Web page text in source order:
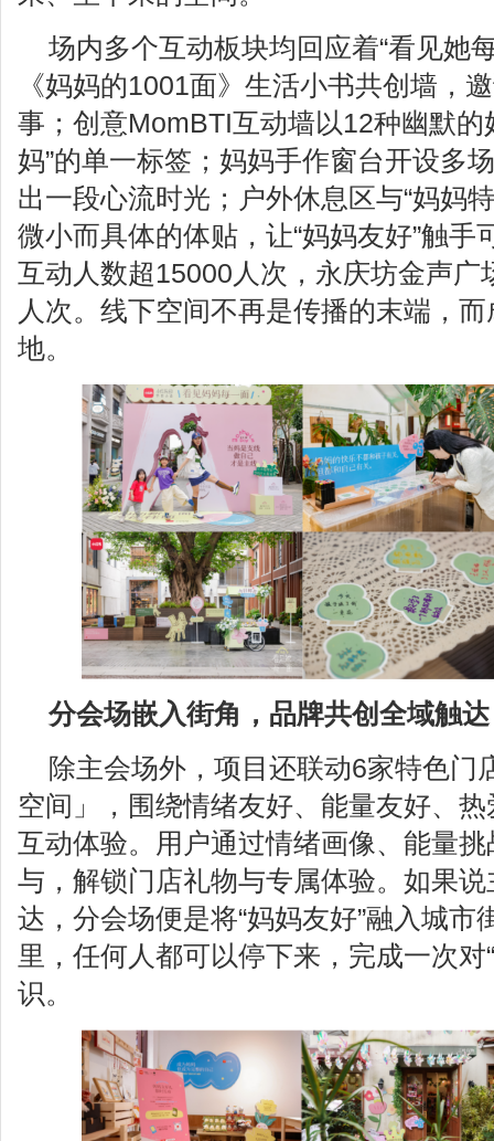
场内多个互动板块均回应着“看见她
《妈妈的1001面》生活小书共创墙，
事；创意MomBTI互动墙以12种幽默的
妈”的单一标签；妈妈手作窗台开设多
出一段心流时光；户外休息区与“妈妈
微小而具体的体贴，让“妈妈友好”触手
互动人数超15000人次，永庆坊金声广
人次。线下空间不再是传播的末端，
地。
分会场嵌入街角，品牌共创全域触达
除主会场外，项目还联动6家特色门
空间」，围绕情绪友好、能量友好、
互动体验。用户通过情绪画像、能量
与，解锁门店礼物与专属体验。如果
达，分会场便是将“妈妈友好”融入城
里，任何人都可以停下来，完成一次对
识。